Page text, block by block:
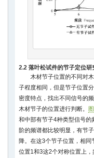
2.2 落叶松试件的节子定位研
木材节子位置的不同对
子程度相同，但是节子位置
密度特点，找出不同信号的
木材节子的位置进行判断。
和中部有节子4种类型信号
阶的频谱都比较明显，有节
降。在这3个节子位置，相
位置1和3这2个对称位置上